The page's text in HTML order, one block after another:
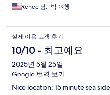
Renee 님, 1박 여행
실제 이용 고객 후기
10/10 - 최고예요
2025년 5월 25일
Google 번역 보기
Nice location; 15 minute sea